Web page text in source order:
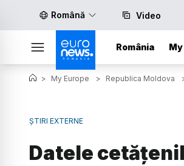
Română Video
România
> My Europe > Republica Moldova
ȘTIRI EXTERNE
Datele